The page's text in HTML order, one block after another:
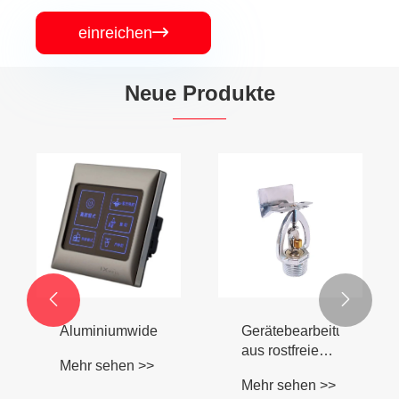
einreichen
Neue Produkte
Metallverteilungsbox
Stempel
Mehr sehen >>
Edelstahl -
Mehr sehen >>
 